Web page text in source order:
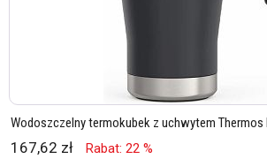
Wodoszczelny termokubek z uchwytem Thermos
167,62 zł Rabat: 22 %